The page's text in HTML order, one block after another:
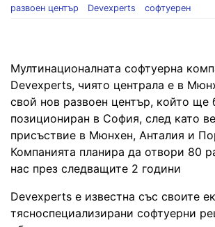
развоен център
Devexperts софтуерен
Мултинационалната софтуерна
Devexperts, чиято централа е в
свой нов развоен център, който ще
позициониран в София, след като
присъствие в Мюнхен, Анталия и
Компанията планира да отвори 80
нас през следващите 2 години
Devexperts е известна със своите
тясноспециализирани софтуерни